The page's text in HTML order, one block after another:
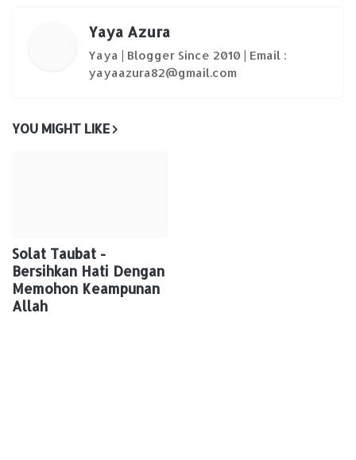
Yaya Azura
Yaya | Blogger Since 2010 | Email :
yayaazura82@gmail.com
YOU MIGHT LIKE
Solat Taubat -
Bersihkan Hati Dengan
Memohon Keampunan
Allah